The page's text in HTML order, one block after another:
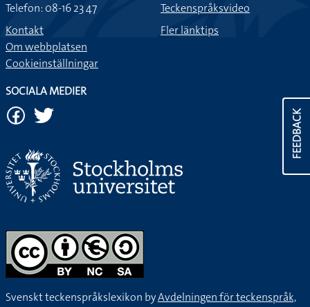
FEEDBACK
Telefon: 08-16 23 47
Kontakt
Om webbplatsen
Cookieinställningar
Teckenspråksvideo
Fler länktips
SOCIALA MEDIER
Svenskt teckenspråkslexikon byAvdelningen för teckenspråk,